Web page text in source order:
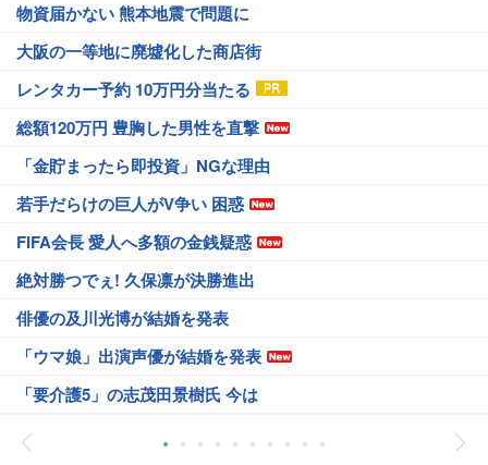
物資届かない 熊本地震で問題に
大阪の一等地に廃墟化した商店街
レンタカー予約 10万円分当たる
総額120万円 豊胸した男性を直撃
「金貯まったら即投資」NGな理由
若手だらけの巨人がV争い 困惑
FIFA会長 愛人へ多額の金銭疑惑
絶対勝つでぇ! 久保凛が決勝進出
俳優の及川光博が結婚を発表
「ウマ娘」出演声優が結婚を発表
「要介護5」の志茂田景樹氏 今は